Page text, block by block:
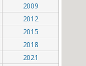
2009
2012
2015
2018
2021